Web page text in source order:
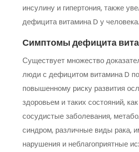
инсулину и гипертония, также
дефицита витамина D у человека.
Симптомы дефицита
Существует множество
люди с дефицитом витамина D
повышенному риску развития
здоровьем и таких состояний,
сосудистые заболевания,
синдром, различные виды рака,
нарушения и неблагоприятные